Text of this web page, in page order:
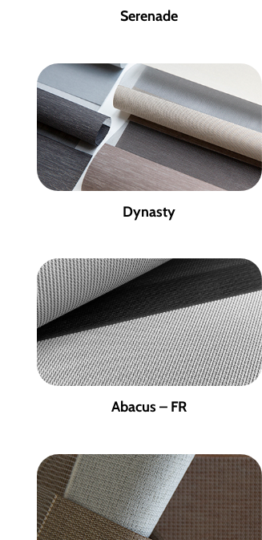
Serenade
Dynasty
Abacus – FR